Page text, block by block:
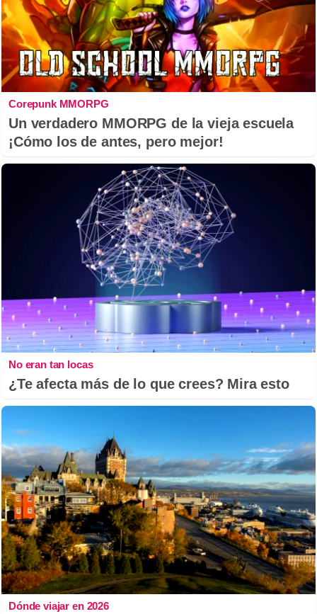
Corepunk MMORPG
Un verdadero MMORPG de la vieja escuela
¡Cómo los de antes, pero mejor!
No eran tan locas
¿Te afecta más de lo que crees? Mira esto
Dónde viajar en 2026